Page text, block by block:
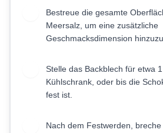
Bestreue die gesamte
Meersalz, um eine zusätzliche
Geschmacksdimension
Stelle das Backblech für etwa
Kühlschrank, oder bis die
fest ist.
Nach dem Festwerden,